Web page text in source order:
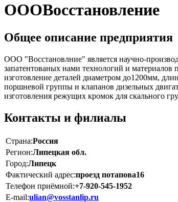
ОООВосстановление
Общее описание предприятия
ООО "Восстановлние" является научно-
запатентованых нами технологий и
изготовление деталей диаметром до1200мм,
поршневой группы и клапанов дизельных
изготовления режущих кромок для скального
Контакты и филиалы
Страна:Россия
Регион:Липецкая обл.
Город:Липецк
Фактический адрес:проезд потапова16
Телефон приёмной:+7-920-545-1952
E-mail:ulian@vosstanlip.ru